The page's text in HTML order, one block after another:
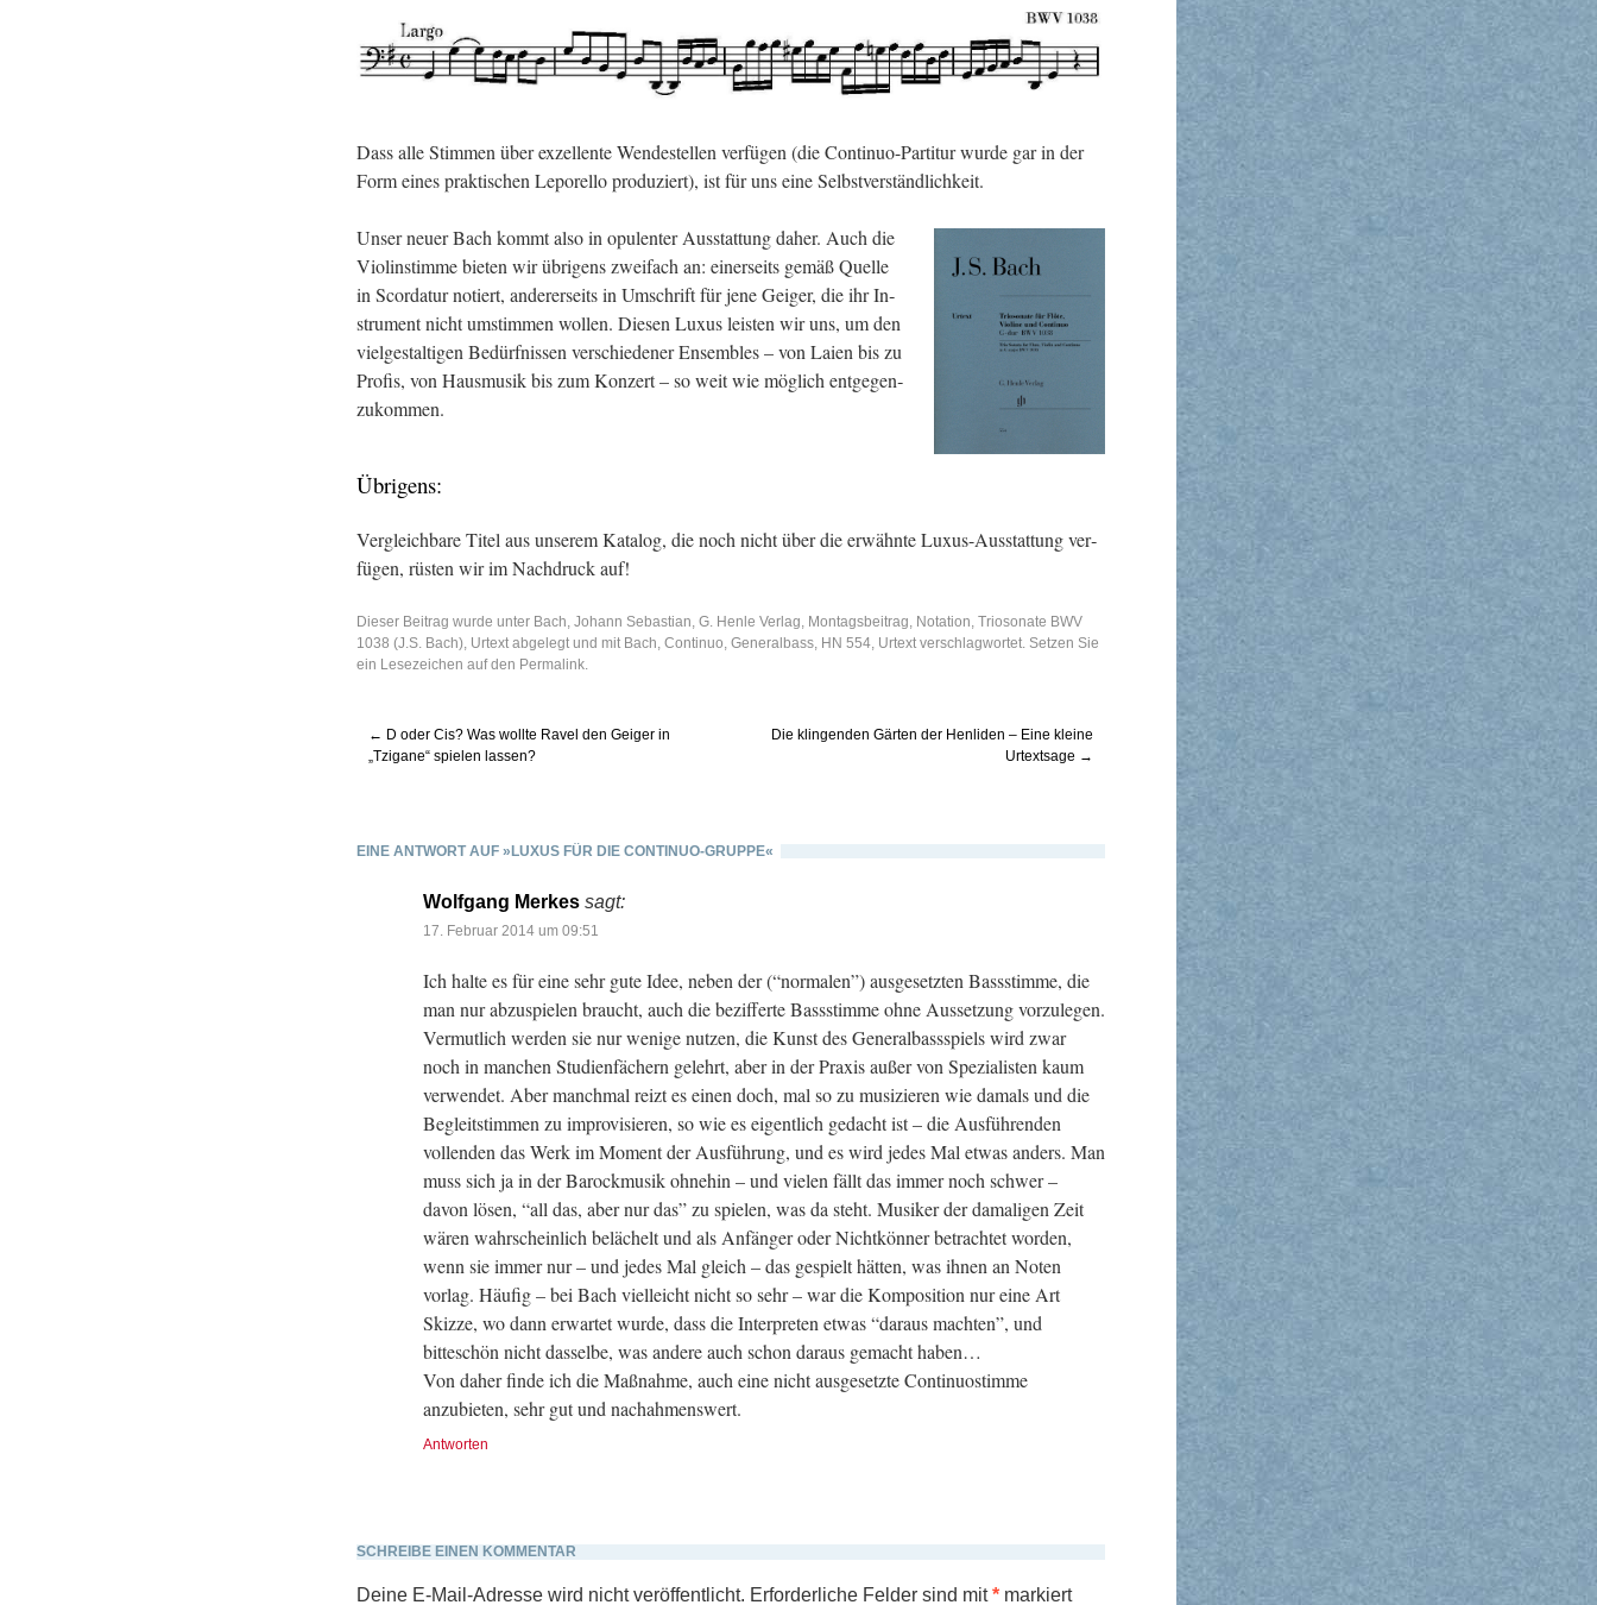
Dass alle Stim­men über ex­zel­len­te Wen­de­stel­len ver­fü­gen (die Con­ti­nuo-Par­ti­tur wurde gar in der
Form eines prak­ti­schen Le­po­rel­lo pro­du­ziert), ist für uns eine Selbst­ver­ständ­lich­keit.
Unser neuer Bach kommt also in opu­len­ter Aus­stat­tung daher. Auch die
Violin­stim­me bie­ten wir üb­ri­gens zwei­fach an: ei­ner­seits gemäß Quel­le
in Scor­da­tur no­tiert, an­de­rer­seits in Um­schrift für jene Gei­ger, die ihr In­
stru­ment nicht um­stim­men wol­len. Die­sen Luxus leis­ten wir uns, um den
viel­ge­stal­ti­gen Be­dürf­nis­sen ver­schie­de­ner En­sem­bles – von Laien bis zu
Pro­fis, von Haus­mu­sik bis zum Kon­zert – so weit wie mög­lich ent­ge­gen­
zu­kom­men.
Üb­ri­gens:
Ver­gleich­ba­re Titel aus un­se­rem Ka­ta­log, die noch nicht über die er­wähn­te Lu­xus-Aus­stat­tung ver­
fü­gen, rüs­ten wir im Nach­druck auf!
Dieser Beitrag wurde unter Bach, Johann Sebastian, G. Henle Verlag, Montagsbeitrag, Notation, Triosonate BWV
1038 (J.S. Bach), Urtext abgelegt und mit Bach, Continuo, Generalbass, HN 554, Urtext verschlagwortet. Setzen Sie
ein Lesezeichen auf den Permalink.
← D oder Cis? Was wollte Ravel den Geiger in
„Tzigane“ spielen lassen?
Die klingenden Gärten der Henliden – Eine kleine
Urtextsage →
EINE ANTWORT AUF »LUXUS FÜR DIE CONTINUO-GRUPPE«
Wolfgang Merkes sagt:
17. Februar 2014 um 09:51
Ich halte es für eine sehr gute Idee, neben der (“normalen”) ausgesetzten Bassstimme, die
man nur abzuspielen braucht, auch die bezifferte Bassstimme ohne Aussetzung vorzulegen.
Vermutlich werden sie nur wenige nutzen, die Kunst des Generalbassspiels wird zwar
noch in manchen Studienfächern gelehrt, aber in der Praxis außer von Spezialisten kaum
verwendet. Aber manchmal reizt es einen doch, mal so zu musizieren wie damals und die
Begleitstimmen zu improvisieren, so wie es eigentlich gedacht ist – die Ausführenden
vollenden das Werk im Moment der Ausführung, und es wird jedes Mal etwas anders. Man
muss sich ja in der Barockmusik ohnehin – und vielen fällt das immer noch schwer –
davon lösen, “all das, aber nur das” zu spielen, was da steht. Musiker der damaligen Zeit
wären wahrscheinlich belächelt und als Anfänger oder Nichtkönner betrachtet worden,
wenn sie immer nur – und jedes Mal gleich – das gespielt hätten, was ihnen an Noten
vorlag. Häufig – bei Bach vielleicht nicht so sehr – war die Komposition nur eine Art
Skizze, wo dann erwartet wurde, dass die Interpreten etwas “daraus machten”, und
bitteschön nicht dasselbe, was andere auch schon daraus gemacht haben…
Von daher finde ich die Maßnahme, auch eine nicht ausgesetzte Continuostimme
anzubieten, sehr gut und nachahmenswert.
Antworten
SCHREIBE EINEN KOMMENTAR
Deine E-Mail-Adresse wird nicht veröffentlicht. Erforderliche Felder sind mit* markiert